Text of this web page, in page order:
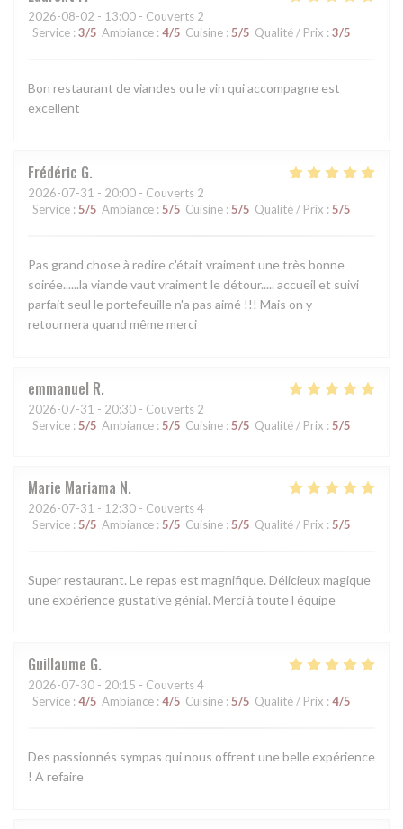
2026-08-02 - 13:00 - Couverts 2
Service : 3/5 Ambiance : 4/5 Cuisine : 5/5 Qualité / Prix : 3/5
Bon restaurant de viandes ou le vin qui accompagne est
excellent
Frédéric G
2026-07-31 - 20:00 - Couverts 2
Service : 5/5 Ambiance : 5/5 Cuisine : 5/5 Qualité / Prix : 5/5
Pas grand chose à redire c'était vraiment une très bonne
soirée......la viande vaut vraiment le détour..... accueil et suivi
parfait seul le portefeuille n'a pas aimé !!! Mais on y
retournera quand même merci
emmanuel R
2026-07-31 - 20:30 - Couverts 2
Service : 5/5 Ambiance : 5/5 Cuisine : 5/5 Qualité / Prix : 5/5
Marie Mariama N
2026-07-31 - 12:30 - Couverts 4
Service : 5/5 Ambiance : 5/5 Cuisine : 5/5 Qualité / Prix : 5/5
Super restaurant. Le repas est magnifique. Délicieux magique
une expérience gustative génial. Merci à toute l équipe
Guillaume G
2026-07-30 - 20:15 - Couverts 4
Service : 4/5 Ambiance : 4/5 Cuisine : 5/5 Qualité / Prix : 4/5
Des passionnés sympas qui nous offrent une belle expérience
! A refaire